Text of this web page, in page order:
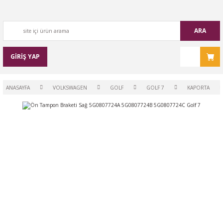
ARA
GİRİŞ YAP
ANASAYFA VOLKSWAGEN GOLF GOLF 7 KAPORTA